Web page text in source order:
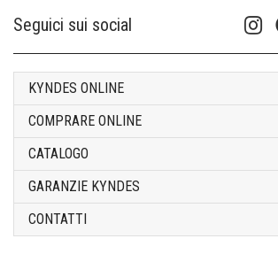
Seguici sui social
KYNDES ONLINE
COMPRARE ONLINE
CATALOGO
GARANZIE KYNDES
CONTATTI